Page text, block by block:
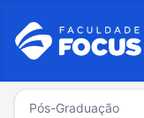
Pós-Graduação